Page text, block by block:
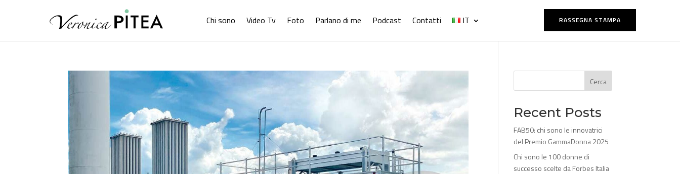
Chi sono Video Tv Foto Parlano di me Podcast Contatti IT RASSEGNA STAMPA
Cerca
Recent Posts
FAB50: chi sono le innovatrici
del Premio GammaDonna 2025
Chi sono le 100 donne di
successo scelte da Forbes Italia